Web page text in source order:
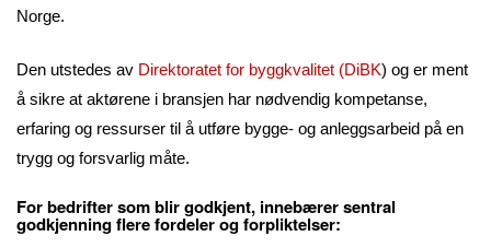
Norge.
Den utstedes av Direktoratet for byggkvalitet (DiBK) og er ment
å sikre at aktørene i bransjen har nødvendig kompetanse,
erfaring og ressurser til å utføre bygge- og anleggsarbeid på en
trygg og forsvarlig måte.
For bedrifter som blir godkjent, innebærer sentral
godkjenning flere fordeler og forpliktelser: